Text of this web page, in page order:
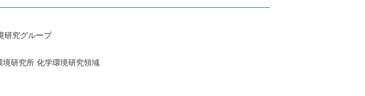
研究グループ
研究所 化学環境研究領域